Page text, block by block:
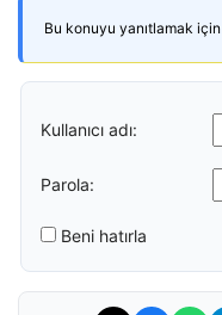
Bu konuyu yanıtlamak için
Kullanıcı adı:
Parola:
Beni hatırla